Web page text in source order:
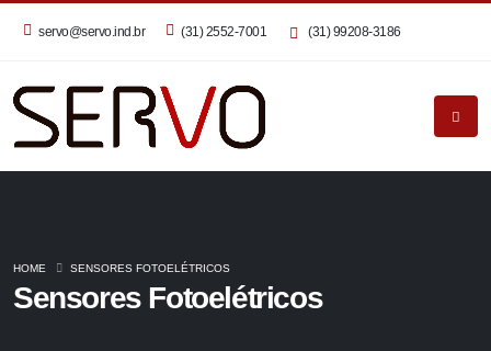
servo@servo.ind.br (31) 2552-7001 (31) 99208-3186
Sensores Fotoelétricos
HOME SENSORES FOTOELÉTRICOS